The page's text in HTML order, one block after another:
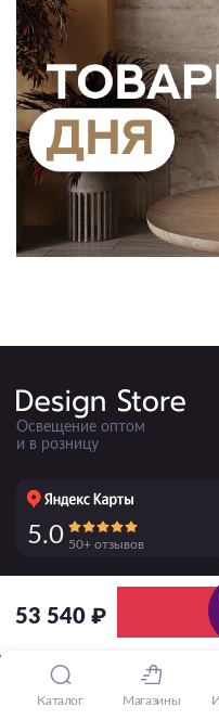
53 540 ₽
Освещение оптом
и в розницу
5.0 50+ отзывов
ПРИНИМАЕМ К
Каталог Магазины